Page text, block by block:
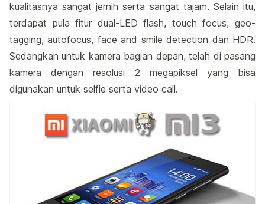
kualitasnya sangat jernih serta sangat tajam. Selain itu,
terdapat pula fitur dual-LED flash, touch focus, geo-
tagging, autofocus, face and smile detection dan HDR.
Sedangkan untuk kamera bagian depan, telah di pasang
kamera dengan resolusi 2 megapiksel yang bisa
digunakan untuk selfie serta video call.